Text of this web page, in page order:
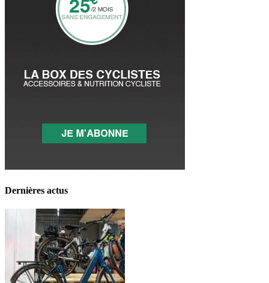
Dernières actus